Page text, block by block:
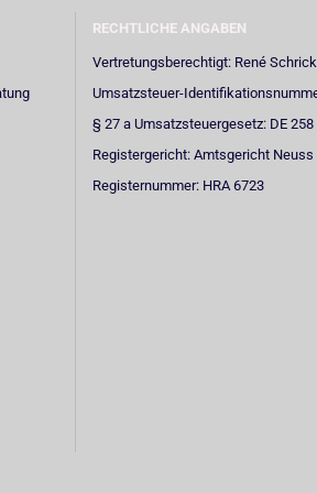
RECHTLICHE ANGABEN
Vertretungsberechtigt: René Schrick
Umsatzsteuer-
§ 27 a Umsatzsteuergesetz: DE 258
Registergericht: Amtsgericht Neuss
Registernummer: HRA 6723